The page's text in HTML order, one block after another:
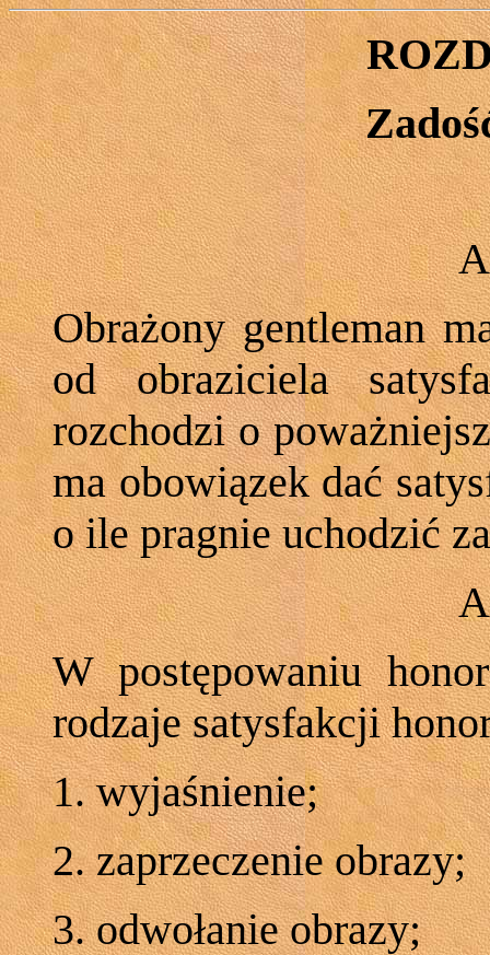
Obrażony gentleman
od obraziciela
rozchodzi o
ma obowiązek dać
o ile pragnie uchodzić
W postępowaniu
rodzaje satysfakcji
1. wyjaśnienie;
2. zaprzeczenie obrazy;
3. odwołanie obrazy;